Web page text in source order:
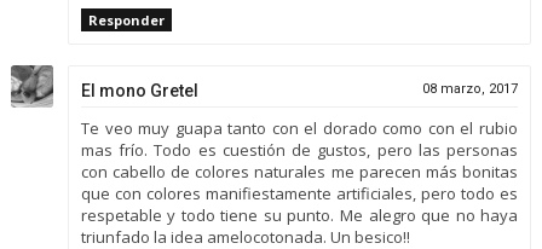
Responder
El mono Gretel 08 marzo, 2017
Te veo muy guapa tanto con el dorado como con el rubio
mas frío. Todo es cuestión de gustos, pero las personas
con cabello de colores naturales me parecen más bonitas
que con colores manifiestamente artificiales, pero todo es
respetable y todo tiene su punto. Me alegro que no haya
triunfado la idea amelocotonada. Un besico!!